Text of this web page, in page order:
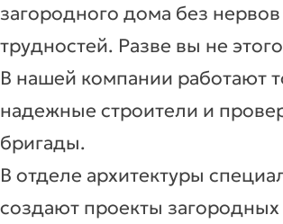
загородного дома без
трудностей. Разве вы не
В нашей компании работают
надежные строители и
бригады.
В отделе архитектуры
создают проекты